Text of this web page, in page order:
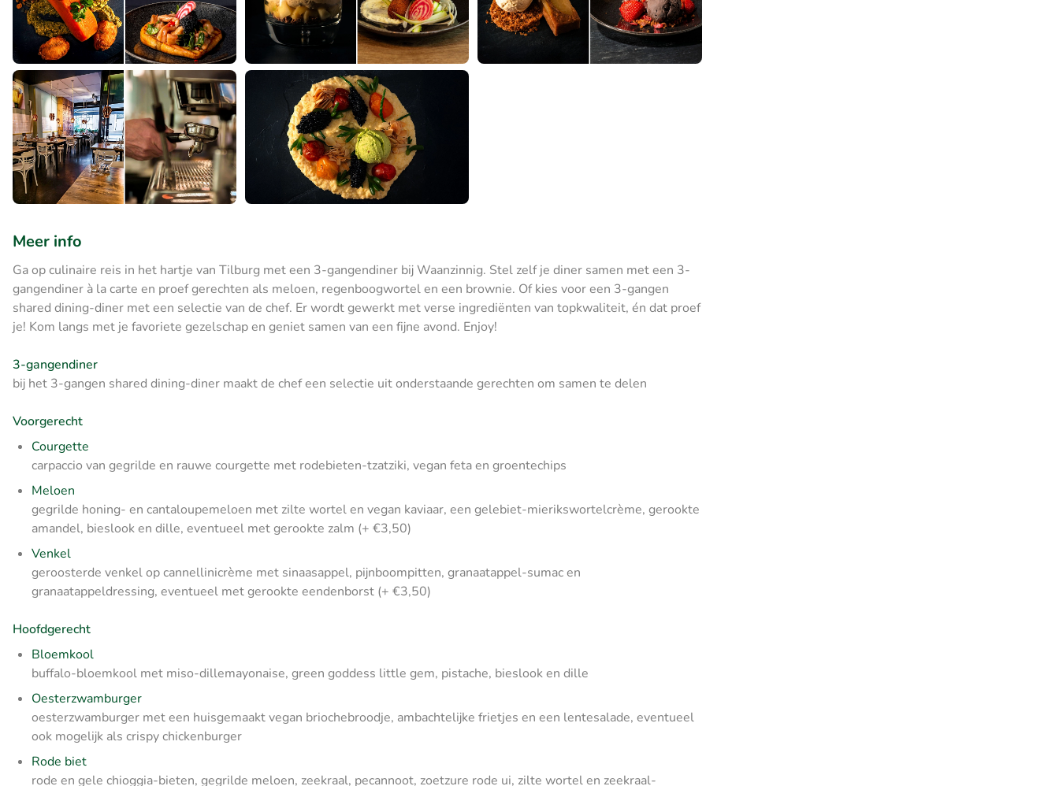
Meer info
Ga op culinaire reis in het hartje van Tilburg met een 3-gangendiner bij Waanzinnig. Stel zelf je diner samen met een 3-
gangendiner à la carte en proef gerechten als meloen, regenboogwortel en een brownie. Of kies voor een 3-gangen
shared dining-diner met een selectie van de chef. Er wordt gewerkt met verse ingrediënten van topkwaliteit, én dat proef
je! Kom langs met je favoriete gezelschap en geniet samen van een fijne avond. Enjoy!
3-gangendiner
bij het 3-gangen shared dining-diner maakt de chef een selectie uit onderstaande gerechten om samen te delen
Voorgerecht
Courgette
carpaccio van gegrilde en rauwe courgette met rodebieten-tzatziki, vegan feta en groentechips
Meloen
gegrilde honing- en cantaloupemeloen met zilte wortel en vegan kaviaar, een gelebiet-mierikswortelcrème, gerookte
amandel, bieslook en dille, eventueel met gerookte zalm (+ €3,50)
Venkel
geroosterde venkel op cannellinicrème met sinaasappel, pijnboompitten, granaatappel-sumac en
granaatappeldressing, eventueel met gerookte eendenborst (+ €3,50)
Hoofdgerecht
Bloemkool
buffalo-bloemkool met miso-dillemayonaise, green goddess little gem, pistache, bieslook en dille
Oesterzwamburger
oesterzwamburger met een huisgemaakt vegan briochebroodje, ambachtelijke frietjes en een lentesalade, eventueel
ook mogelijk als crispy chickenburger
Rode biet
rode en gele chioggia-bieten, gegrilde meloen, zeekraal, pecannoot, zoetzure rode ui, zilte wortel en zeekraal-